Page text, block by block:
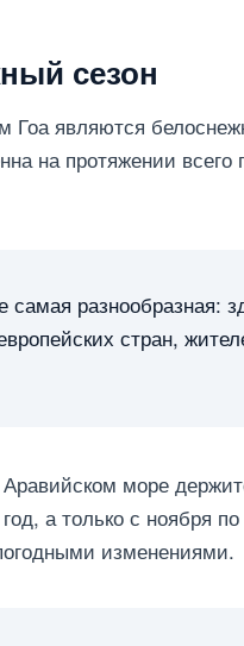
сезон
Гоа являются
на протяжении
самая разнообразная:
стран,
море
а только с ноября
изменениями.